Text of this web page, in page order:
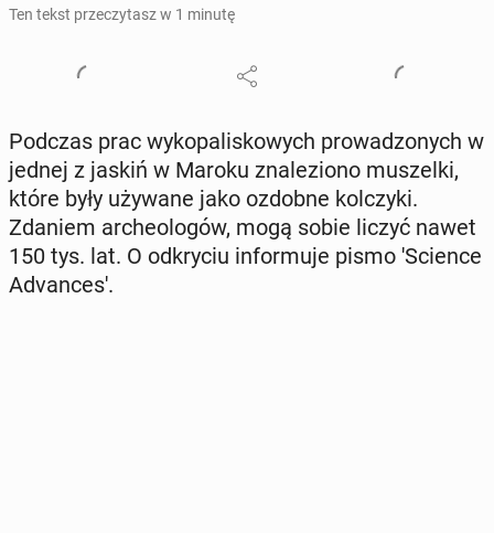
Ten tekst przeczytasz w 1 minutę
Podczas prac wy­ko­pa­li­sko­wych pro­wa­dzo­nych w
jednej z jaskiń w Maroku zna­le­zio­no mu­szel­ki,
które były używane jako ozdobne kol­czy­ki.
Zdaniem ar­che­olo­gów, mogą sobie liczyć nawet
150 tys. lat. O od­kry­ciu in­for­mu­je pismo 'Scien­ce
Ad­van­ce­s'.